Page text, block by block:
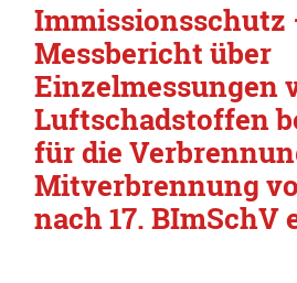
Immissionsschutz
Messbericht über
Einzelmessungen
Luftschadstoffen
für die
Mitverbrennung
nach 17. BImSchV